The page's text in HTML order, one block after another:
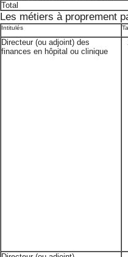
Total
Les métiers à proprement
Intitulés
Directeur (ou adjoint) des
finances en hôpital ou clinique